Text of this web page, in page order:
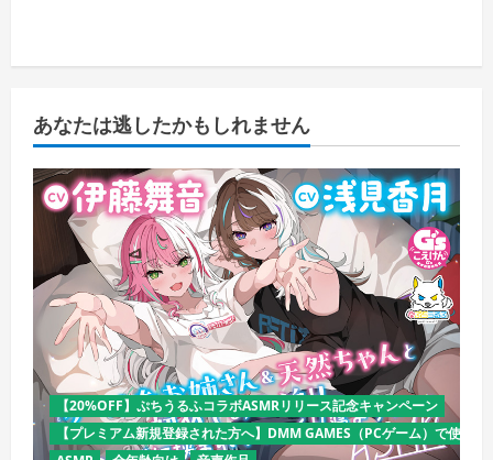
あなたは逃したかもしれません
【20%OFF】ぷちうるふコラボASMRリリース記念キャンペーン
【プレミアム新規登録された方へ】DMM GAMES（PCゲーム）で使え